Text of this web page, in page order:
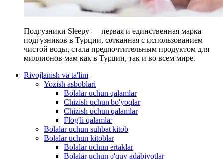
Подгузники Sleepy — первая и единственная марка
подгузников в Турции, сотканная с использованием
чистой воды, стала предпочтительным продуктом для
миллионов мам как в Турции, так и во всем мире.
Rivojlanish va ta'lim
Yozish asboblari
Bolalar uchun qalamlar
Chizish uchun bo'yoqlar
Chizish uchun qalamlar
Flog'li qalamlar
Bolalar uchun suhbat kitob
Bolalar uchun kitoblar
Bolalar uchun ertaklar
Bolalar uchun o'quv adabiyotlar